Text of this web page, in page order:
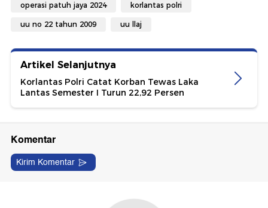
operasi patuh jaya 2024 korlantas polri
uu no 22 tahun 2009 uu llaj
Artikel Selanjutnya
Korlantas Polri Catat Korban Tewas Laka
Lantas Semester I Turun 22,92 Persen